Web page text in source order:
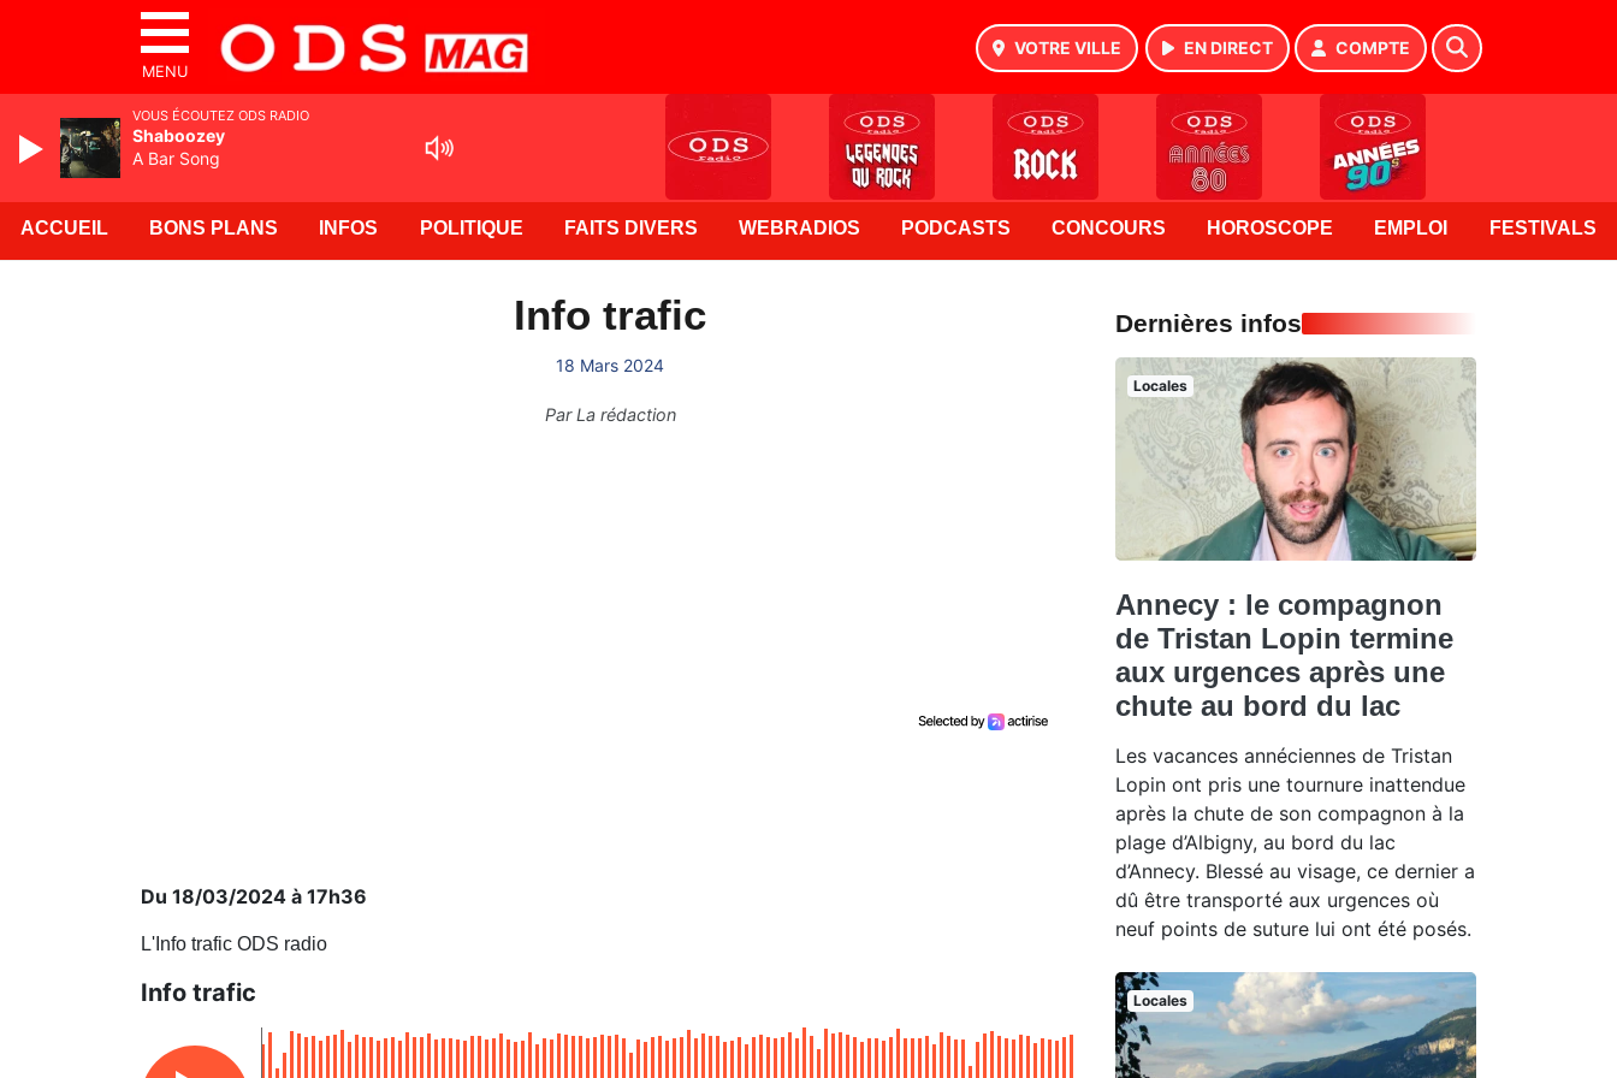
MENU
VOTRE VILLE EN DIRECT COMPTE
ACCUEIL BONS PLANS INFOS POLITIQUE FAITS DIVERS WEBRADIOS PODCASTS CONCOURS HOROSCOPE EMPLOI FESTIVALS
Info trafic
18 Mars 2024
ParLa rédaction
Du 18/03/2024 à 17h36
L'Info trafic ODS radio
Info trafic
Dernières infos
Locales
Annecy : le compagnon
de Tristan Lopin termine
aux urgences après une
chute au bord du lac
Les vacances annéciennes de Tristan
Lopin ont pris une tournure inattendue
après la chute de son compagnon à la
plage d’Albigny, au bord du lac
d’Annecy. Blessé au visage, ce dernier a
dû être transporté aux urgences où
neuf points de suture lui ont été posés.
Locales
VOUS ÉCOUTEZ ODS RADIO
Shaboozey
A Bar Song